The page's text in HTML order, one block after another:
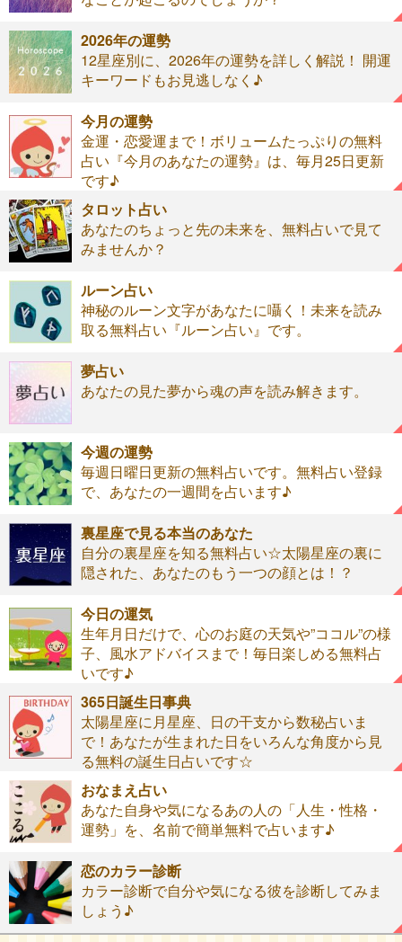
2026年の運勢
12星座別に、2026年の運勢を詳しく解説！ 開運
キーワードもお見逃しなく♪
今月の運勢
金運・恋愛運まで！ボリュームたっぷりの無料
占い『今月のあなたの運勢』は、毎月25日更新
です♪
タロット占い
あなたのちょっと先の未来を、無料占いで見て
みませんか？
ルーン占い
神秘のルーン文字があなたに囁く！未来を読み
取る無料占い『ルーン占い』です。
夢占い
あなたの見た夢から魂の声を読み解きます。
今週の運勢
毎週日曜日更新の無料占いです。無料占い登録
で、あなたの一週間を占います♪
裏星座で見る本当のあなた
自分の裏星座を知る無料占い☆太陽星座の裏に
隠された、あなたのもう一つの顔とは！？
今日の運気
生年月日だけで、心のお庭の天気や”ココル”の様
子、風水アドバイスまで！毎日楽しめる無料占
いです♪
365日誕生日事典
太陽星座に月星座、日の干支から数秘占いま
で！あなたが生まれた日をいろんな角度から見
る無料の誕生日占いです☆
おなまえ占い
あなた自身や気になるあの人の「人生・性格・
運勢」を、名前で簡単無料で占います♪
恋のカラー診断
カラー診断で自分や気になる彼を診断してみま
しょう♪